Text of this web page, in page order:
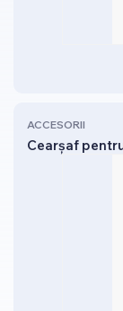
ACCESORII
Cearșaf